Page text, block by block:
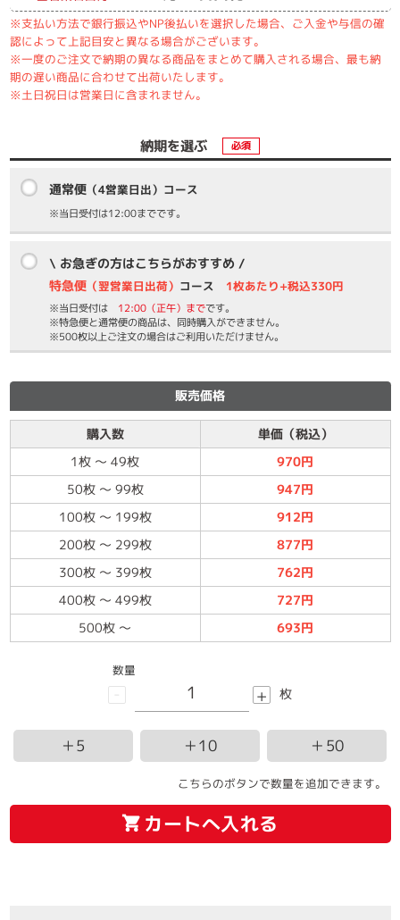
※支払い方法で銀行振込やNP後払いを選択した場合、ご入金や与信の確
認によって上記目安と異なる場合がございます。
※一度のご注文で納期の異なる商品をまとめて購入される場合、最も納
期の遅い商品に合わせて出荷いたします。
※土日祝日は営業日に含まれません。
納期を選ぶ 必須
通常便 （4営業日出）コース
※当日受付は12:00までです。
\ お急ぎの方はこちらがおすすめ /
特急便 （翌営業日出荷） コース 1枚あたり+税込330円
※当日受付は 12:00（正午）までです。
※特急便と通常便の商品は、同時購入ができません。
※500枚以上ご注文の場合はご利用いただけません。
販売価格
購入数
単価（税込）
1枚 ～ 49枚
970円
50枚 ～ 99枚
947円
100枚 ～ 199枚
912円
200枚 ～ 299枚
877円
300枚 ～ 399枚
762円
400枚 ～ 499枚
727円
500枚 ～ 693円
-
数量
+ 枚
＋5 ＋10 ＋50
こちらのボタンで数量を追加できます。
カートへ入れる